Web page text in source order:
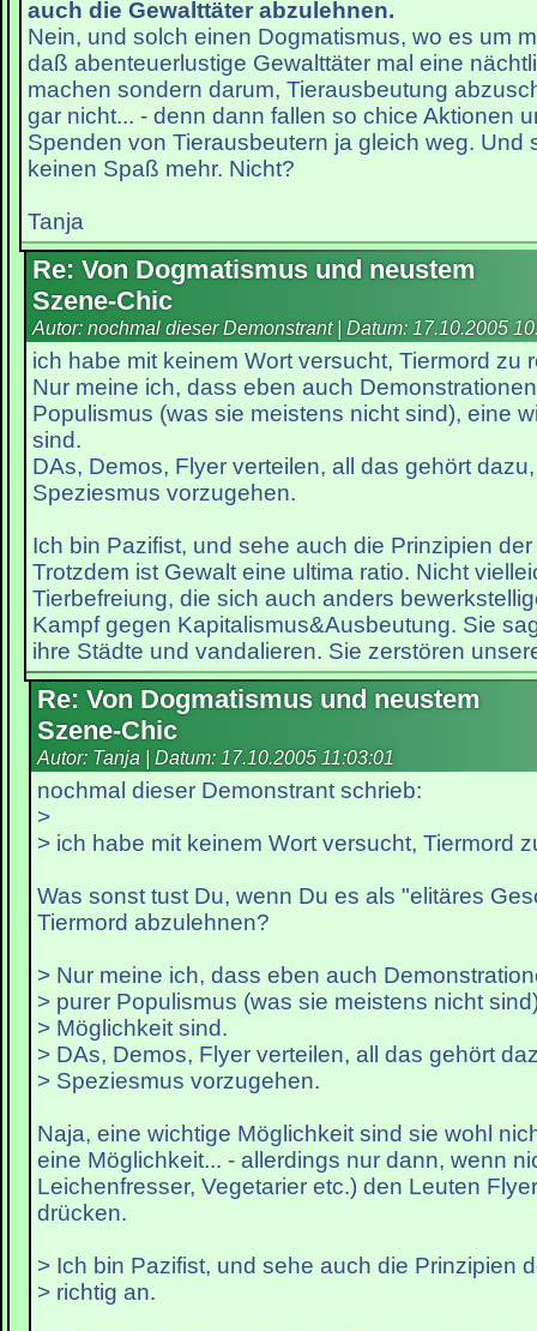
auch die Gewalttäter abzulehnen.
Nein, und solch einen Dogmatismus, wo es um
daß abenteuerlustige Gewalttäter mal eine
machen sondern darum, Tierausbeutung
gar nicht... - denn dann fallen so chice Aktionen
Spenden von Tierausbeutern ja gleich weg. Und
keinen Spaß mehr. Nicht?
Tanja
Re: Von Dogmatismus und neustem
Szene-Chic
Autor: nochmal dieser Demonstrant | Datum: 17.10.2005
ich habe mit keinem Wort versucht, Tiermord zu
Nur meine ich, dass eben auch
Populismus (was sie meistens nicht sind), eine
sind.
DAs, Demos, Flyer verteilen, all das gehört
Speziesmus vorzugehen.
Ich bin Pazifist, und sehe auch die Prinzipien
Trotzdem ist Gewalt eine ultima ratio. Nicht
Tierbefreiung, die sich auch anders
Kampf gegen Kapitalismus&Ausbeutung. Sie
ihre Städte und vandalieren. Sie zerstören
Re: Von Dogmatismus und neustem
Szene-Chic
Autor: Tanja | Datum: 17.10.2005 11:03:01
nochmal dieser Demonstrant schrieb:
>
> ich habe mit keinem Wort versucht, Tiermord
Was sonst tust Du, wenn Du es als "elitäres
Tiermord abzulehnen?
> Nur meine ich, dass eben auch
> purer Populismus (was sie meistens nicht
> Möglichkeit sind.
> DAs, Demos, Flyer verteilen, all das gehört
> Speziesmus vorzugehen.
Naja, eine wichtige Möglichkeit sind sie wohl
eine Möglichkeit... - allerdings nur dann, wenn
Leichenfresser, Vegetarier etc.) den Leuten
drücken.
> Ich bin Pazifist, und sehe auch die Prinzipien
> richtig an.